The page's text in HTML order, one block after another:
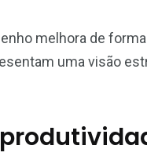
melhora de
uma visão